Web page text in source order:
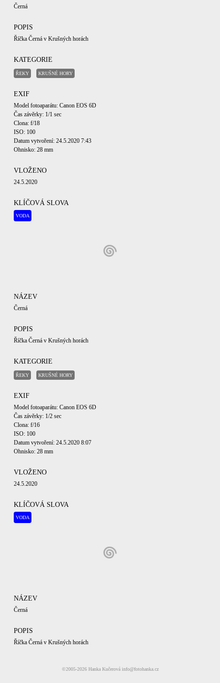
Černá
POPIS
Říčka Černá v Krušných horách
KATEGORIE
ŘEKY KRUŠNÉ HORY
EXIF
Model fotoaparátu: Canon EOS 6D
Čas závěrky: 1/1 sec
Clona: f/18
ISO: 100
Datum vytvoření: 24.5.2020 7:43
Ohnisko: 28 mm
VLOŽENO
24.5.2020
KLÍČOVÁ SLOVA
VODA
NÁZEV
Černá
POPIS
Říčka Černá v Krušných horách
KATEGORIE
ŘEKY KRUŠNÉ HORY
EXIF
Model fotoaparátu: Canon EOS 6D
Čas závěrky: 1/2 sec
Clona: f/16
ISO: 100
Datum vytvoření: 24.5.2020 8:07
Ohnisko: 28 mm
VLOŽENO
24.5.2020
KLÍČOVÁ SLOVA
VODA
NÁZEV
Černá
POPIS
Říčka Černá v Krušných horách
©2005-2026 Hanka Kučerováinfo@fotohanka.cz